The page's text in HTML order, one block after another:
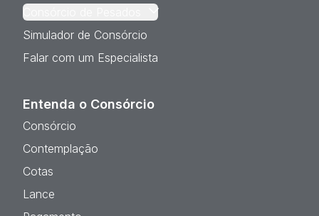
Consórcio de Pesados
Simulador de Consórcio
Falar com um Especialista
Entenda o Consórcio
Consórcio
Contemplação
Cotas
Lance